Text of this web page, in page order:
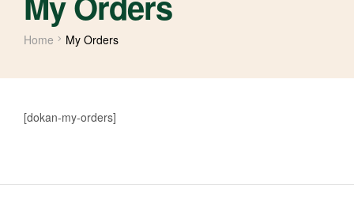
Home My Orders
[dokan-my-orders]